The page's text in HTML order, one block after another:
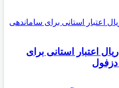
میلیارد ریال اعتبار استانی برای